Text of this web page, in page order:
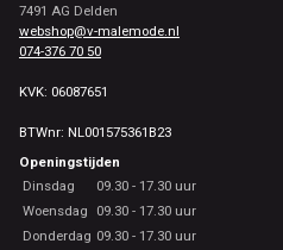
7491 AG Delden
webshop@v-malemode.nl
074-376 70 50
KVK: 06087651
BTWnr: NL001575361B23
Openingstijden
Dinsdag
09.30 - 17.30 uur
Woensdag
09.30 - 17.30 uur
Donderdag 09.30 - 17.30 uur